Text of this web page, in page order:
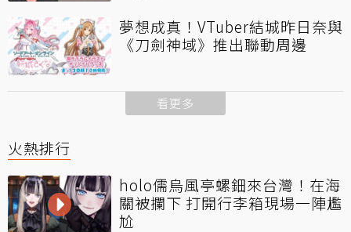
夢想成真！VTuber結城昨日奈與
《刀劍神域》推出聯動周邊
看更多
火熱排行
holo儒烏風亭螺鈿來台灣！在海
關被攔下 打開行李箱現場一陣尷
尬